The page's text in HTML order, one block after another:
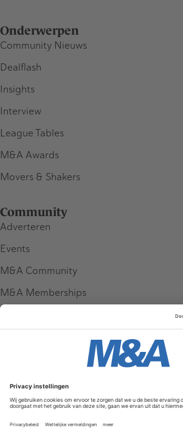
Onderwerpen
Community Nieuws
Dealflash
Insights
Interview
League Tables
M&A Awards
Movers & Shakers
Community
Adverteren
Events
M&A Community
M&A Memberships
Service & Contact
Contact